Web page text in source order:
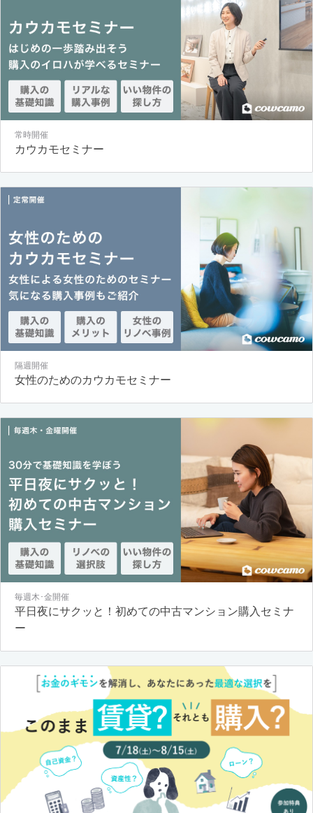
常時開催
カウカモセミナー
隔週開催
女性のためのカウカモセミナー
毎週木･金開催
平日夜にサクッと！初めての中古マンション購入セミナ
ー